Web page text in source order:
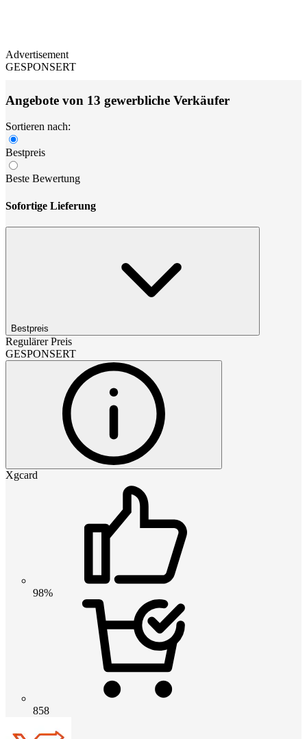
Advertisement
GESPONSERT
Angebote von 13 gewerbliche Verkäufer
Sortieren nach:
Bestpreis
Beste Bewertung
Sofortige Lieferung
Bestpreis
Regulärer Preis
GESPONSERT
Xgcard
98%
858